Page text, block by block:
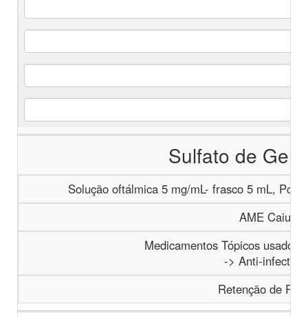
Sulfato de
Solução oftálmica 5 mg/mL- frasco 5 mL,
AME Caiucá
Medicamentos Tópicos usados
-> Anti-
Retenção de